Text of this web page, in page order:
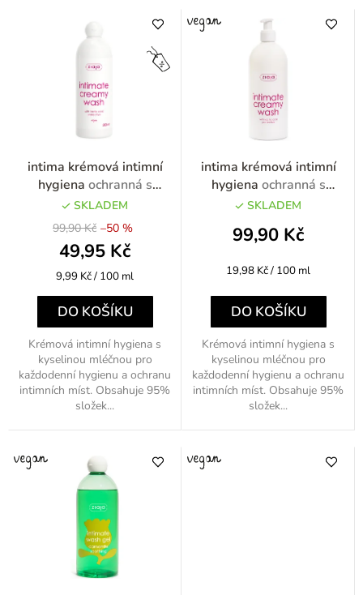
intima krémová intimní
hygiena ochranná s
kyselinou mléčnou 500ml
flip flop
SKLADEM
99,90 Kč
49,95 Kč
–50 %
Měrná
9,99 Kč / 100 ml
DO KOŠÍKU
Krémová intimní hygiena s
kyselinou mléčnou pro
každodenní hygienu a ochranu
intimních míst. Obsahuje 95%
složek...
intima krémová intimní
hygiena ochranná s
kyselinou mléčnou 500ml
SKLADEM
99,90 Kč
Měrná
19,98 Kč / 100 ml
DO KOŠÍKU
Krémová intimní hygiena s
kyselinou mléčnou pro
každodenní hygienu a ochranu
intimních míst. Obsahuje 95%
složek...